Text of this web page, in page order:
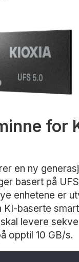
for
en ny
basert på
enhetene er
KI-baserte
levere
opptil 10 GB/s.